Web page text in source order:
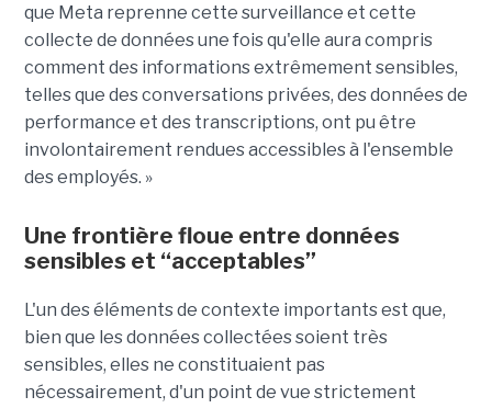
que Meta reprenne cette surveillance et cette
collecte de données une fois qu'elle aura compris
comment des informations extrêmement sensibles,
telles que des conversations privées, des données de
performance et des transcriptions, ont pu être
involontairement rendues accessibles à l'ensemble
des employés. »
Une frontière floue entre données
sensibles et “acceptables”
L'un des éléments de contexte importants est que,
bien que les données collectées soient très
sensibles, elles ne constituaient pas
nécessairement, d'un point de vue strictement